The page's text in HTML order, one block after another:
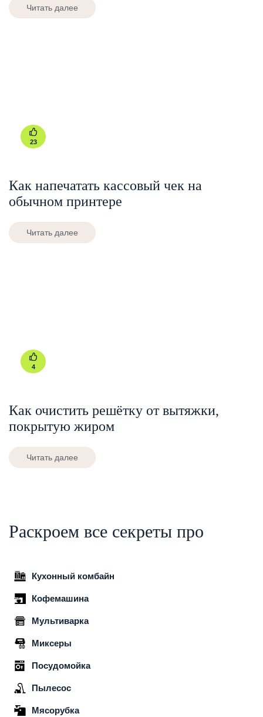
Читать далее
23
Как напечатать кассовый чек на
обычном принтере
Читать далее
4
Как очистить решётку от вытяжки,
покрытую жиром
Читать далее
Раскроем все секреты про
Кухонный комбайн
Кофемашина
Мультиварка
Миксеры
Посудомойка
Пылесос
Мясорубка